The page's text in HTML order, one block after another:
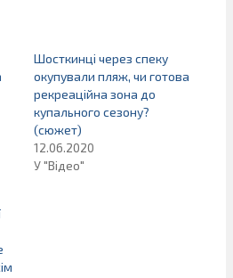
Шосткинці через спеку
окупували пляж, чи готова
рекреаційна зона до
купального сезону?
(сюжет)
12.06.2020
У "Відео"